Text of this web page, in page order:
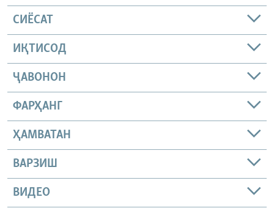
СИЁСАТ
ИҚТИСОД
ҶАВОНОН
ФАРҲАНГ
ҲАМВАТАН
ВАРЗИШ
ВИДЕО